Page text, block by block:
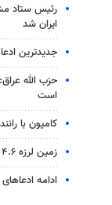
رئیس ستاد
ایران شد
جدیدترین
حزب الله
است
کامیون با راننده ۸ ساله در اصفهان
زمین لرزه ۴.۶ ریشتری گلباف کرمان را لرزاند
ادامه